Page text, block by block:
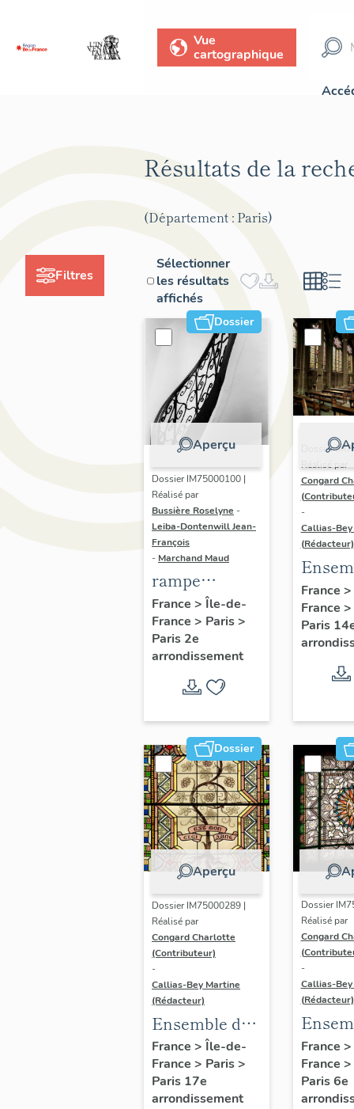
Vue
cartographique
Filtres
Résultats de la
(Département : Paris)
Sélectionner
les résultats
affichés
Dossier
Aperçu
Dossier IM75000100 |
Réalisé par
Bussière Roselyne -
Leiba-Dontenwill Jean-
François
- Marchand Maud
rampe
d'appui,
escalier d'une
maison à
piétonne
France > Île-de-
France > Paris>
Paris 2e
arrondissement
Dossier
Réalisé par
Congard
-
Callias-
(Rédacteur)
23
Sainte-
de
France >
France >
Paris
Dossier
Aperçu
Dossier IM75000289 |
Réalisé par
Congard Charlotte
(Contributeur)
-
Callias-Bey Martine
(Rédacteur)
Ensemble de
17 verrières -
Temple
réformé de
France > Île-de-
France > Paris>
Paris 17e
arrondissement
Dossier
Réalisé par
Congard
-
Callias-
(Rédacteur)
3
Saint-
France >
France >
Paris 6e